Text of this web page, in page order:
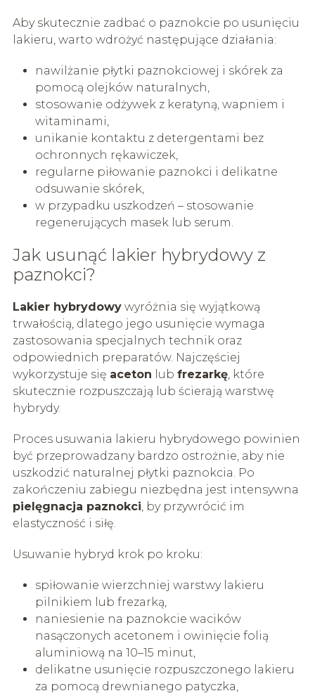
Aby skutecznie zadbać o paznokcie po usunięciu
lakieru, warto wdrożyć następujące działania:
nawilżanie płytki paznokciowej i skórek za
pomocą olejków naturalnych,
stosowanie odżywek z keratyną, wapniem i
witaminami,
unikanie kontaktu z detergentami bez
ochronnych rękawiczek,
regularne piłowanie paznokci i delikatne
odsuwanie skórek,
w przypadku uszkodzeń – stosowanie
regenerujących masek lub serum.
Jak usunąć lakier hybrydowy z
paznokci?
Lakier hybrydowywyróżnia się wyjątkową
trwałością, dlatego jego usunięcie wymaga
zastosowania specjalnych technik oraz
odpowiednich preparatów. Najczęściej
wykorzystuje się aceton lub frezarkę, które
skutecznie rozpuszczają lub ścierają warstwę
hybrydy.
Proces usuwania lakieru hybrydowego powinien
być przeprowadzany bardzo ostrożnie, aby nie
uszkodzić naturalnej płytki paznokcia. Po
zakończeniu zabiegu niezbędna jest intensywna
pielęgnacja paznokci, by przywrócić im
elastyczność i siłę.
Usuwanie hybryd krok po kroku:
spiłowanie wierzchniej warstwy lakieru
pilnikiem lub frezarką,
naniesienie na paznokcie wacików
nasączonych acetonem i owinięcie folią
aluminiową na 10–15 minut,
delikatne usunięcie rozpuszczonego lakieru
za pomocą drewnianego patyczka,